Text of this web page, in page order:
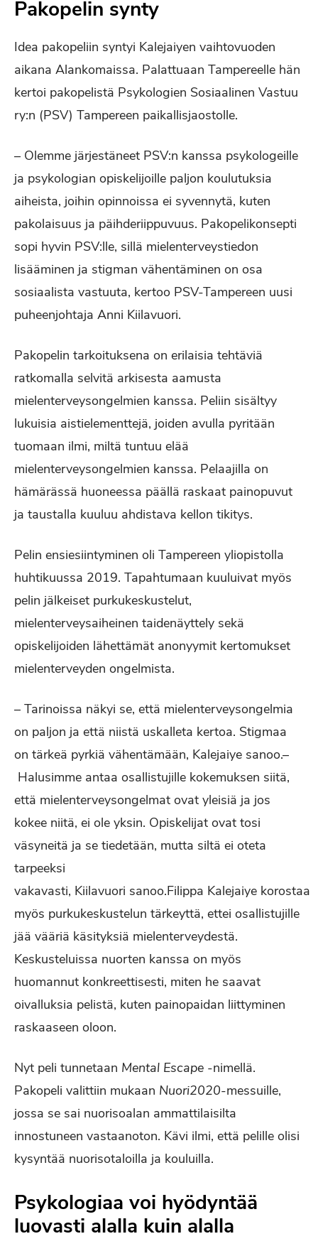
Pakopelin synty
Idea pakopeliin syntyi Kalejaiyen vaihtovuoden
aikana Alankomaissa. Palattuaan Tampereelle hän
kertoi pakopelistä Psykologien Sosiaalinen Vastuu
ry:n (PSV) Tampereen paikallisjaostolle.
– Olemme järjestäneet PSV:n kanssa psykologeille
ja psykologian opiskelijoille paljon koulutuksia
aiheista, joihin opinnoissa ei syvennytä, kuten
pakolaisuus ja päihderiippuvuus. Pakopelikonsepti
sopi hyvin PSV:lle, sillä mielenterveystiedon
lisääminen ja stigman vähentäminen on osa
sosiaalista vastuuta, kertoo PSV-Tampereen uusi
puheenjohtaja Anni Kiilavuori.
Pakopelin tarkoituksena on erilaisia tehtäviä
ratkomalla selvitä arkisesta aamusta
mielenterveysongelmien kanssa. Peliin sisältyy
lukuisia aistielementtejä, joiden avulla pyritään
tuomaan ilmi, miltä tuntuu elää
mielenterveysongelmien kanssa. Pelaajilla on
hämärässä huoneessa päällä raskaat painopuvut
ja taustalla kuuluu ahdistava kellon tikitys.
Pelin ensiesiintyminen oli Tampereen yliopistolla
huhtikuussa 2019. Tapahtumaan kuuluivat myös
pelin jälkeiset purkukeskustelut,
mielenterveysaiheinen taidenäyttely sekä
opiskelijoiden lähettämät anonyymit kertomukset
mielenterveyden ongelmista.
– Tarinoissa näkyi se, että mielenterveysongelmia
on paljon ja että niistä uskalleta kertoa. Stigmaa
on tärkeä pyrkiä vähentämään, Kalejaiye sanoo.–
Halusimme antaa osallistujille kokemuksen siitä,
että mielenterveysongelmat ovat yleisiä ja jos
kokee niitä, ei ole yksin. Opiskelijat ovat tosi
väsyneitä ja se tiedetään, mutta siltä ei oteta
tarpeeksi
vakavasti, Kiilavuori sanoo.Filippa Kalejaiye korostaa
myös purkukeskustelun tärkeyttä, ettei osallistujille
jää vääriä käsityksiä mielenterveydestä.
Keskusteluissa nuorten kanssa on myös
huomannut konkreettisesti, miten he saavat
oivalluksia pelistä, kuten painopaidan liittyminen
raskaaseen oloon.
Nyt peli tunnetaan Mental Escape -nimellä.
Pakopeli valittiin mukaan Nuori2020-messuille,
jossa se sai nuorisoalan ammattilaisilta
innostuneen vastaanoton. Kävi ilmi, että pelille olisi
kysyntää nuorisotaloilla ja kouluilla.
Psykologiaa voi hyödyntää
luovasti alalla kuin alalla